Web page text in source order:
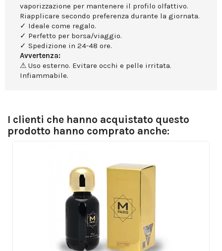
vaporizzazione per mantenere il profilo olfattivo.
Riapplicare secondo preferenza durante la giornata.
✓ Ideale come regalo.
✓ Perfetto per borsa/viaggio.
✓ Spedizione in 24-48 ore.
Avvertenza:
⚠ Uso esterno. Evitare occhi e pelle irritata.
Infiammabile.
I clienti che hanno acquistato questo
prodotto hanno comprato anche: